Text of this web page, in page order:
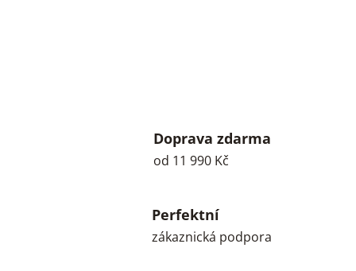
Doprava zdarma
od 11 990 Kč
Perfektní
zákaznická podpora